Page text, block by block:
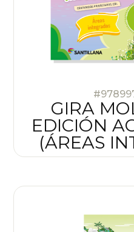
GIRA
EDICIÓN
(ÁREAS